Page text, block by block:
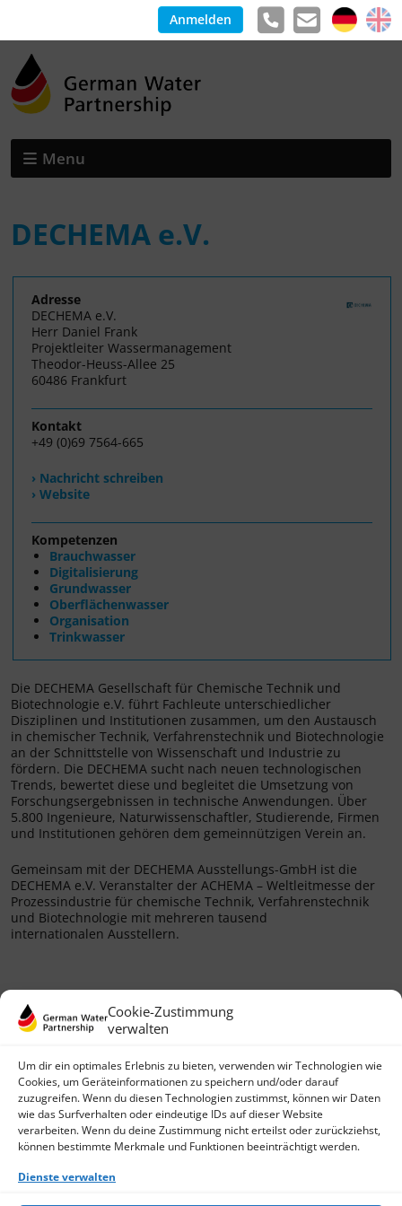
Cookie-Zustimmung
verwalten
Um dir ein optimales Erlebnis zu bieten, verwenden wir Technologien wie
Cookies, um Geräteinformationen zu speichern und/oder darauf
zuzugreifen. Wenn du diesen Technologien zustimmst, können wir Daten
wie das Surfverhalten oder eindeutige IDs auf dieser Website
verarbeiten. Wenn du deine Zustimmung nicht erteilst oder zurückziehst,
können bestimmte Merkmale und Funktionen beeinträchtigt werden.
Dienste verwalten
Anmelden
Menu
DECHEMA e.V.
Adresse
DECHEMA e.V.
Herr Daniel Frank
Projektleiter Wassermanagement
Theodor-Heuss-Allee 25
60486 Frankfurt
Kontakt
+49 (0)69 7564-665
› Nachricht schreiben
› Website
Kompetenzen
Brauchwasser
Digitalisierung
Grundwasser
Oberflächenwasser
Organisation
Trinkwasser
Die DECHEMA Gesellschaft für Chemische Technik und
Biotechnologie e.V. führt Fachleute unterschiedlicher
Disziplinen und Institutionen zusammen, um den Austausch
in chemischer Technik, Verfahrenstechnik und Biotechnologie
an der Schnittstelle von Wissenschaft und Industrie zu
fördern. Die DECHEMA sucht nach neuen technologischen
Trends, bewertet diese und begleitet die Umsetzung von
Forschungsergebnissen in technische Anwendungen. Über
5.800 Ingenieure, Naturwissenschaftler, Studierende, Firmen
und Institutionen gehören dem gemeinnützigen Verein an.
Gemeinsam mit der DECHEMA Ausstellungs-GmbH ist die
DECHEMA e.V. Veranstalter der ACHEMA – Weltleitmesse der
Prozessindustrie für chemische Technik, Verfahrenstechnik
und Biotechnologie mit mehreren tausend
internationalen Ausstellern.
German Water Partnership e.V.
Invalidenstraße 91
D-10115 Berlin